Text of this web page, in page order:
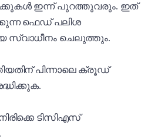
ഇന്ന് പുറത്തുവരും. ഇത്
ഫെഡ് പലിശ
സ്വാധീനം ചെലുത്തും.
പിന്നാലെ ക്രൂഡ്
ടിസിഎസ്